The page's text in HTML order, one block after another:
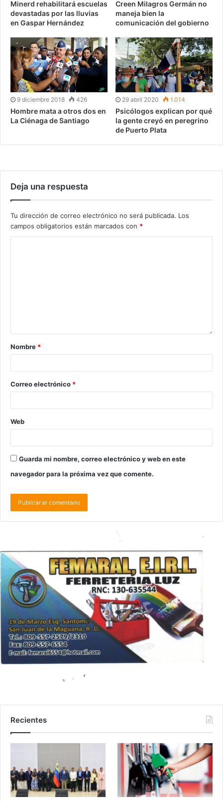
Minerd rehabilitará escuelas
devastadas por las lluvias
en Gaspar Hernández
Creen Milagros Germán no
maneja bien la
comunicación del gobierno
9 diciembre 2018 426
Hombre mata a otros dos en
La Ciénaga de Santiago
29 abril 2020 1.014
Psicólogos explican por qué
la gente creyó en peregrino
de Puerto Plata
Deja una respuesta
Tu dirección de correo electrónico no será publicada. Los
campos obligatorios están marcados con *
Nombre *
Correo electrónico *
Web
Guarda mi nombre, correo electrónico y web en este
navegador para la próxima vez que comente.
Recientes